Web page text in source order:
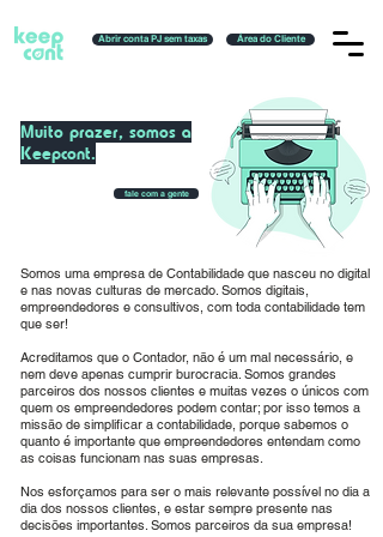
Abrir conta PJ sem taxas Área do Cliente
Muito prazer, somos a
Keepcont.
fale com a gente
Somos uma empresa de Contabilidade que nasceu no digital
e nas novas culturas de mercado. Somos digitais,
empreendedores e consultivos, com toda contabilidade tem
que ser!
Acreditamos que o Contador, não é um mal necessário, e
nem deve apenas cumprir burocracia. Somos grandes
parceiros dos nossos clientes e muitas vezes o únicos com
quem os empreendedores podem contar; por isso temos a
missão de simplificar a contabilidade, porque sabemos o
quanto é importante que empreendedores entendam como
as coisas funcionam nas suas empresas.
Nos esforçamos para ser o mais relevante possível no dia a
dia dos nossos clientes, e estar sempre presente nas
decisões importantes. Somos parceiros da sua empresa!